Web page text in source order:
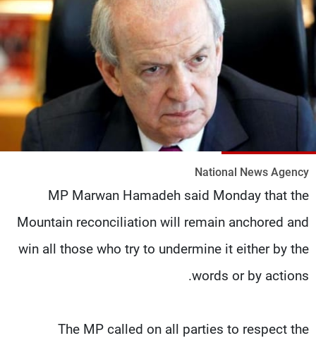
National News Agency
MP Marwan Hamadeh said Monday that the
Mountain reconciliation will remain anchored and
win all those who try to undermine it either by the
words or by actions.
The MP called on all parties to respect the
إقتصاد فن
منوعات رياضة
كأس العالم
جدول البرامج
شاهد البرامج
الترددات
عن MTV
الإنـتـاج
لاعلاناتكم
تواصل معنا